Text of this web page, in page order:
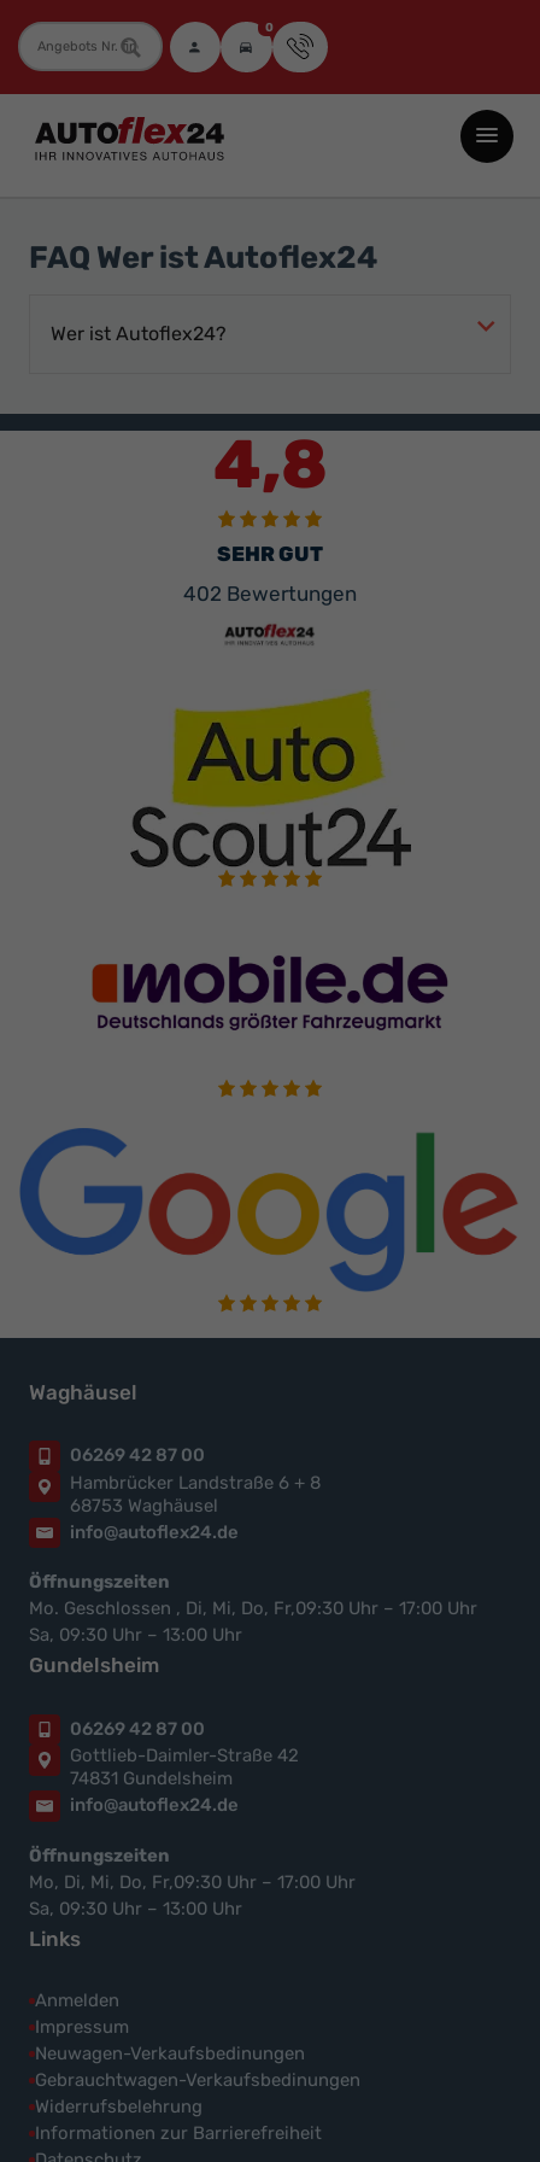
Fahrzeugnummer 0
Autoflex24
GmbH
Neuwagen
und
FAQ Wer ist Autoflex24
Wer ist Autoflex24?
4,8
SEHR GUT
402 Bewertungen
Waghäusel
06269 42 87 00
Hambrücker Landstraße 6 + 8
68753 Waghäusel
info@autoflex24.de
Öffnungszeiten
Mo. Geschlossen , Di, Mi, Do, Fr,09:30 Uhr – 17:00 Uhr
Sa, 09:30 Uhr – 13:00 Uhr
Gundelsheim
06269 42 87 00
Gottlieb-Daimler-Straße 42
74831 Gundelsheim
info@autoflex24.de
Öffnungszeiten
Mo, Di, Mi, Do, Fr,09:30 Uhr – 17:00 Uhr
Sa, 09:30 Uhr – 13:00 Uhr
Links
Anmelden
Impressum
Neuwagen-Verkaufsbedinungen
Gebrauchtwagen-Verkaufsbedinungen
Widerrufsbelehrung
Informationen zur Barrierefreiheit